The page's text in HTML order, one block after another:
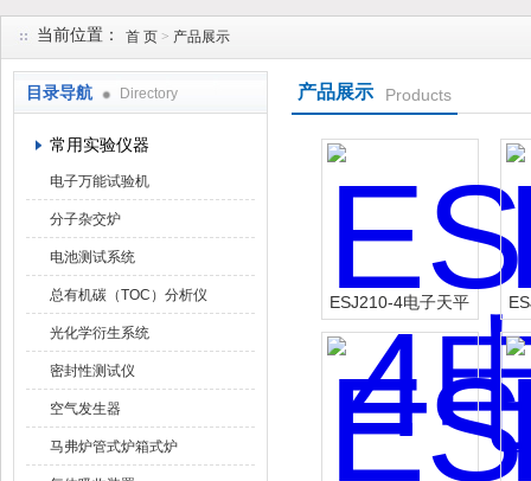
当前位置： 首 页 > 产品展示
目录导航 Directory
常用实验仪器
电子万能试验机
分子杂交炉
电池测试系统
总有机碳（TOC）分析仪
光化学衍生系统
密封性测试仪
空气发生器
马弗炉管式炉箱式炉
产品展示 Products
ESJ210-4电子天平